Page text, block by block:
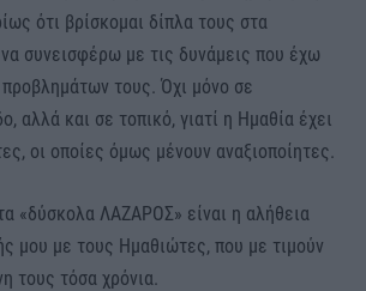
ότι βρίσκομαι δίπλα τους στα
συνεισφέρω με τις δυνάμεις που έχω
τους. Όχι μόνο σε
αλλά και σε τοπικό, γιατί η Ημαθία έχει
οι οποίες όμως μένουν αναξιοποίητες.
«δύσκολα ΛΑΖΑΡΟΣ» είναι η αλήθεια
μου με τους Ημαθιώτες, που με τιμούν
τους τόσα χρόνια.